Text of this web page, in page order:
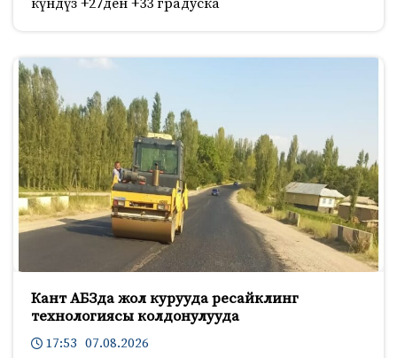
Кант АБЗда жол курууда ресайклинг
технологиясы колдонулууда
17:53 07.08.2026